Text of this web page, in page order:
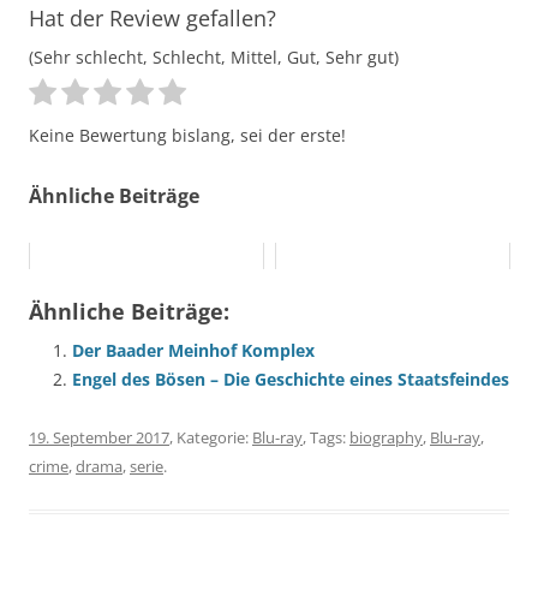
Hat der Review gefallen?
(Sehr schlecht, Schlecht, Mittel, Gut, Sehr gut)
Keine Bewertung bislang, sei der erste!
Ähnliche Beiträge
Ähnliche Beiträge:
Der Baader Meinhof Komplex
Engel des Bösen – Die Geschichte eines Staatsfeindes
19. September 2017, Kategorie: Blu-ray, Tags: biography, Blu-ray,
crime,drama,serie.